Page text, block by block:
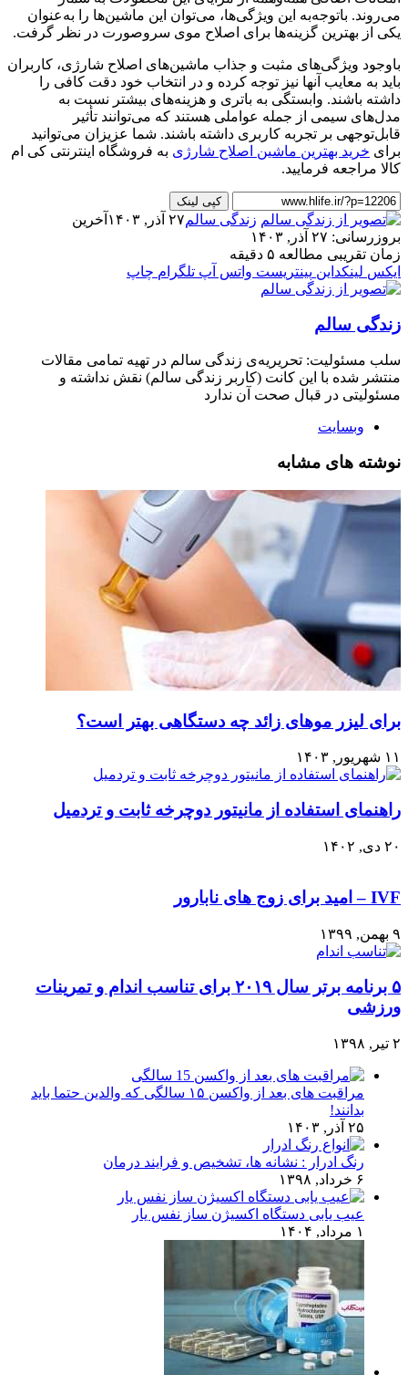
می‌روند. باتوجه‌به این ویژگی‌ها، می‌توان این ماشین‌ها را به‌عنوان
یکی از بهترین گزینه‌ها برای اصلاح موی سروصورت در نظر گرفت.
باوجود ویژگی‌های مثبت و جذاب ماشین‌های اصلاح شارژی، کاربران
باید به معایب آنها نیز توجه کرده و در انتخاب خود دقت کافی را
داشته باشند. وابستگی به باتری و هزینه‌های بیشتر نسبت به
مدل‌های سیمی از جمله عواملی هستند که می‌توانند تأثیر
قابل‌توجهی بر تجربه کاربری داشته باشند. شما عزیزان می‌‌توانید
برای خرید بهترین ماشین اصلاح شارژی به فروشگاه اینترنتی کی ام
کالا مراجعه فرمایید.
کپی لینک
زندگی سالم۲۷ آذر, ۱۴۰۳
آخرین
بروزرسانی: ۲۷ آذر, ۱۴۰۳
زمان تقریبی مطالعه ۵ دقیقه
ایکس لینکداین پینتریست واتس آپ تلگرام چاپ
زندگی سالم
سلب‌ مسئولیت: تحریریه‌ی زندگی سالم در تهیه‌ تمامی مقالات
منتشر شده با این کانت (کاربر زندگی سالم) نقش نداشته و
مسئولیتی در قبال صحت آن ندارد
وبسایت
نوشته های مشابه
برای لیزر موهای زائد چه دستگاهی بهتر است؟
۱۱ شهریور, ۱۴۰۳
راهنمای استفاده از مانیتور دوچرخه ثابت و تردمیل
۲۰ دی, ۱۴۰۲
IVF – امید برای زوج های نابارور
۹ بهمن, ۱۳۹۹
۵ برنامه برتر سال ۲۰۱۹ برای تناسب اندام و تمرینات
ورزشی
۲ تیر, ۱۳۹۸
مراقبت های بعد از واکسن ۱۵ سالگی که والدین حتما باید
بدانند!
۲۵ آذر, ۱۴۰۳
رنگ ادرار : نشانه ها، تشخیص و فرایند درمان
۶ خرداد, ۱۳۹۸
عیب یابی دستگاه اکسیژن ساز نفس یار
۱ مرداد, ۱۴۰۴